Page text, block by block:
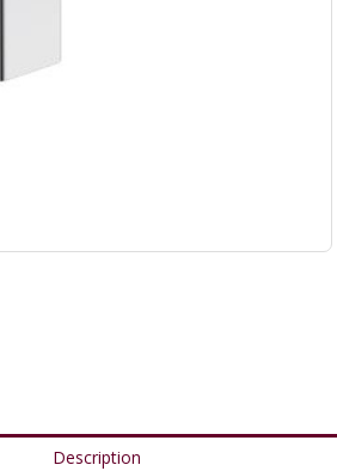
Description